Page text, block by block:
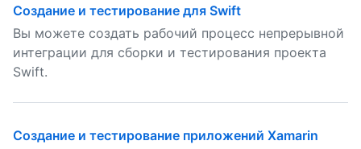
Создание и тестирование для Swift
Вы можете создать рабочий процесс непрерывной
интеграции для сборки и тестирования проекта
Swift.
Создание и тестирование приложений Xamarin